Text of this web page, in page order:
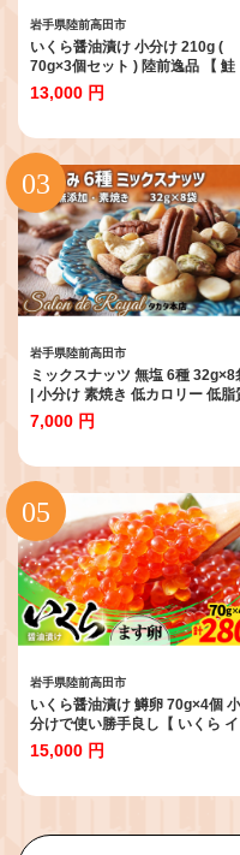
岩手県陸前高田市
いくら醤油漬け 小分け 210g (
70g×3個セット ) 陸前逸品 【 鮭
鮭卵 醤油 醤油漬け 鮭いくら 冷凍
いくら 魚卵 海鮮 人気 小分け おつ
手 陸前高田 】 RT1894
13,000 円
岩手県陸前高田市
ミックスナッツ 無塩 6種 32g×8
| 小分け 素焼き 低カロリー 低脂
マカダミア アーモンド カシュー
ナッツ ヘーゼルナッツ ピスタチ
康 食物繊維 ビタミン ナッツ 個
装 常温 リピート品 防災食品 防
用 非常食 保存食 備蓄食 なっつ
ーもんど かしゅーなっつ みっく
すなっつ おつまみ サロンドロワ
イヤル 岩手県 陸前高田市
RT1768
7,000 円
岩手県陸前高田市
いくら醤油漬け 鱒卵 70g×4個 小
分けで使い勝手良し【 いくら イ
クラ ます マス 鱒 醤油漬け お寿司
ギフト プレゼント 小分け カップ
15,000 円